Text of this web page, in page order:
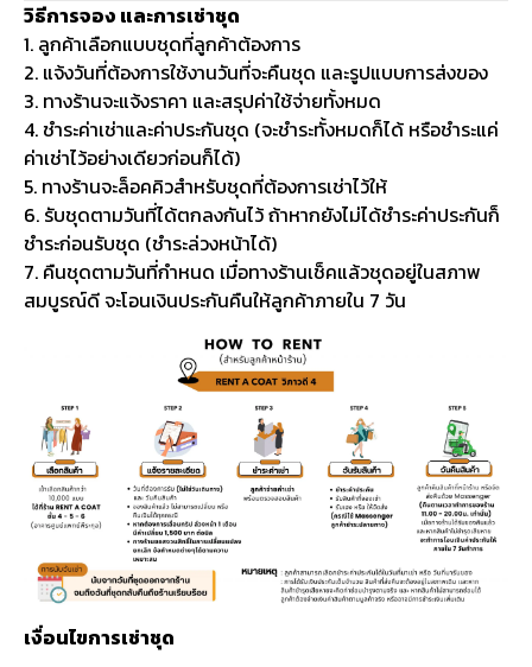
วิธีการจอง และการเช่าชุด
1. ลูกค้าเลือกแบบชุดที่ลูกค้าต้องการ
2. แจ้งวันที่ต้องการใช้งานวันที่จะคืนชุด และรูปแบบการส่งของ
3. ทางร้านจะแจ้งราคา และสรุปค่าใช้จ่ายทั้งหมด
4. ชำระค่าเช่าและค่าประกันชุด (จะชำระทั้งหมดก็ได้ หรือชำระแค่
ค่าเช่าไว้อย่างเดียวก่อนก็ได้)
5. ทางร้านจะล็อคคิวสำหรับชุดที่ต้องการเช่าไว้ให้
6. รับชุดตามวันที่ได้ตกลงกันไว้ ถ้าหากยังไม่ได้ชำระค่าประกันก็
ชำระก่อนรับชุด (ชำระล่วงหน้าได้)
7. คืนชุดตามวันที่กำหนด เมื่อทางร้านเช็คแล้วชุดอยู่ในสภาพ
สมบูรณ์ดี จะโอนเงินประกันคืนให้ลูกค้าภายใน 7 วัน
เงื่อนไขการเช่าชุด